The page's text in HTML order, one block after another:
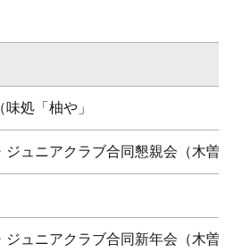
処「柚や」
ジュニアクラブ合同懇親会（木曽
ジュニアクラブ合同新年会（木曽